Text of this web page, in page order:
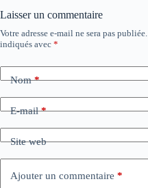
Laisser un commentaire
Votre adresse e-mail ne sera pas publiée.
indiqués avec *
Nom*
E-mail*
Site web
Ajouter un commentaire *